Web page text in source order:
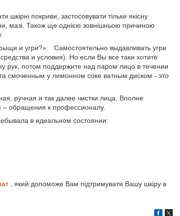
покриви, застосовувати тільки якісну
мазі. Також ще однією зовнішньою причиною
и угри?». Самостоятельно выдавливать угри
и условия). Но если Вы все таки хотите
рук, потом поддержите над паром лицо в течении
смоченным у лимонном соке ватным диском - это
ручная и так далее чистки лица. Вполне
– обращения к профессионалу.
в идеальном состоянии:
, який допоможе Вам підтримувати Вашу шкіру в